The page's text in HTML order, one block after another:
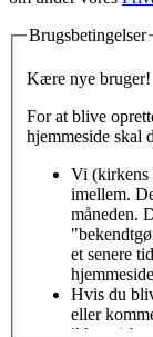
Brugsbetingelser
Kære nye bruger!
For at blive
hjemmeside skal
Vi (kirkens
imellem.
måneden.
et senere
Hvis du
eller